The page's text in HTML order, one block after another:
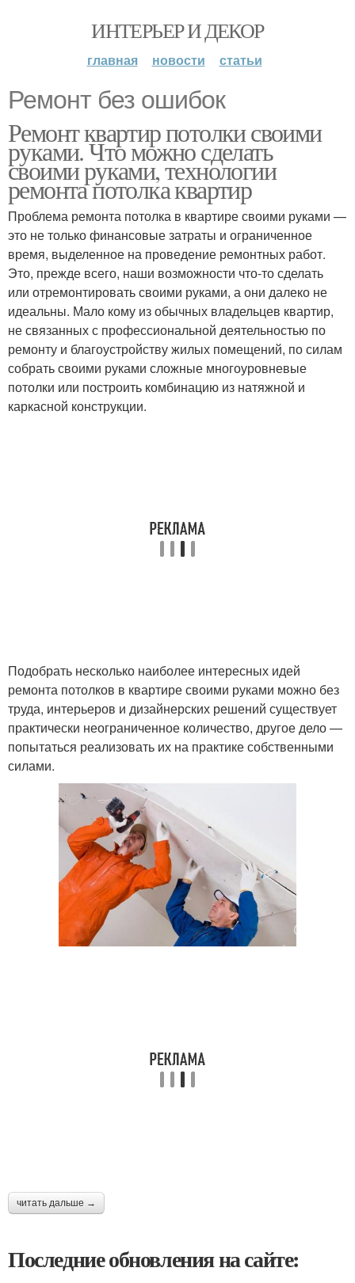
ИНТЕРЬЕР И ДЕКОР
главная новости статьи
Ремонт без ошибок
Ремонт квартир потолки своими
руками. Что можно сделать
своими руками, технологии
ремонта потолка квартир
Проблема ремонта потолка в квартире своими руками —
это не только финансовые затраты и ограниченное
время, выделенное на проведение ремонтных работ.
Это, прежде всего, наши возможности что-то сделать
или отремонтировать своими руками, а они далеко не
идеальны. Мало кому из обычных владельцев квартир,
не связанных с профессиональной деятельностью по
ремонту и благоустройству жилых помещений, по силам
собрать своими руками сложные многоуровневые
потолки или построить комбинацию из натяжной и
каркасной конструкции.
Подобрать несколько наиболее интересных идей
ремонта потолков в квартире своими руками можно без
труда, интерьеров и дизайнерских решений существует
практически неограниченное количество, другое дело —
попытаться реализовать их на практике собственными
силами.
читать дальше →
Последние обновления на сайте: